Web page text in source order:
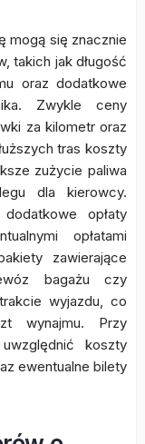
mogą się znacznie
takich jak długość
oraz dodatkowe
Zwykle ceny
za kilometr oraz
tras koszty
zużycie paliwa
dla kierowcy.
opłaty
opłatami
zawierające
bagażu czy
wyjazdu, co
wynajmu. Przy
koszty
ewentualne bilety